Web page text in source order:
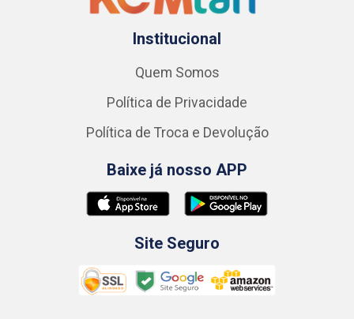
Institucional
Quem Somos
Política de Privacidade
Política de Troca e Devolução
Baixe já nosso APP
Site Seguro